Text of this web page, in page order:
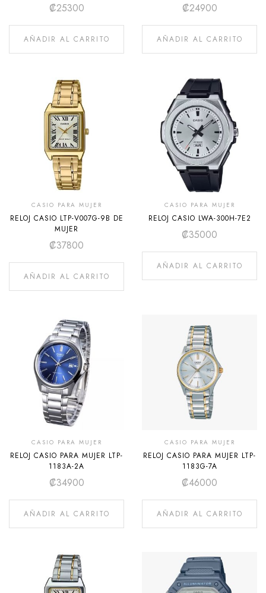
₡25300
AÑADIR AL CARRITO
₡24900
AÑADIR AL CARRITO
CASIO PARA MUJER
RELOJ CASIO LTP-V007G-9B DE
MUJER
₡37800
AÑADIR AL CARRITO
CASIO PARA MUJER
RELOJ CASIO LWA-300H-7E2
₡35000
AÑADIR AL CARRITO
CASIO PARA MUJER
RELOJ CASIO PARA MUJER LTP-
1183A-2A
₡34900
AÑADIR AL CARRITO
CASIO PARA MUJER
RELOJ CASIO PARA MUJER LTP-
1183G-7A
₡46000
AÑADIR AL CARRITO